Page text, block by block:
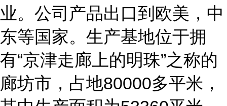
业。公司产品出口到欧美，中
东等国家。生产基地位于拥
有“京津走廊上的明珠”之称的
廊坊市，占地80000多平米，